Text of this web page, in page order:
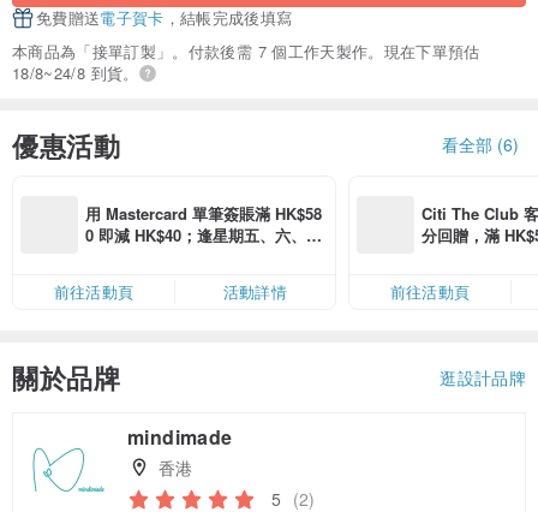
免費贈送電子賀卡 ，結帳完成後填寫
本商品為「接單訂製」。付款後需 7 個工作天製作。現在下單預估
18/8~24/8 到貨。
優惠活動 看全部 (6)
用 Mastercard 單筆簽賬滿 HK$58
0 即減 HK$40；逢星期五、六、日
卡」結帳）
前往活動頁 活動詳情
Citi The Club
分回贈，滿
前往活動頁
關於品牌 逛設計品牌
mindimade
香港
5 (2)